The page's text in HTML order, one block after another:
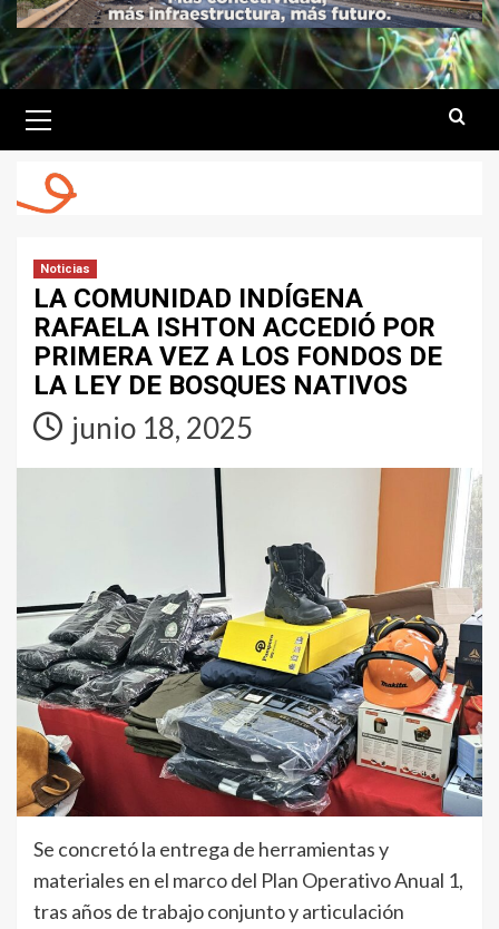
Menu
Noticias
LA COMUNIDAD INDÍGENA
RAFAELA ISHTON ACCEDIÓ POR
PRIMERA VEZ A LOS FONDOS DE
LA LEY DE BOSQUES NATIVOS
junio 18, 2025
Se concretó la entrega de herramientas y
materiales en el marco del Plan Operativo Anual 1,
tras años de trabajo conjunto y articulación